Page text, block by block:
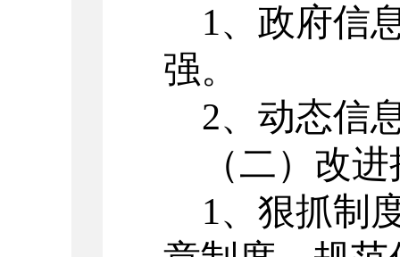
1、政府信
强。
2、动态信
（二）改
1、狠抓制